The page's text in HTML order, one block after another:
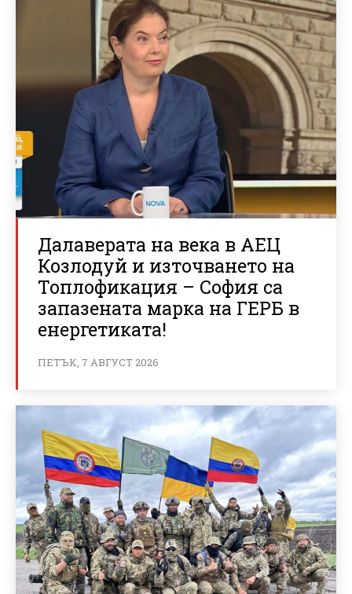
Далаверата на века в АЕЦ
Козлодуй и източването на
Топлофикация – София са
запазената марка на ГЕРБ в
енергетиката!
ПЕТЪК, 7 АВГУСТ 2026